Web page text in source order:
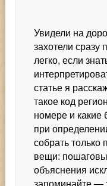
Увидели на
захотели сразу
легко, если
статье я
такое код
номере и
при
собрать
вещи:
объяснения
запоминайте —